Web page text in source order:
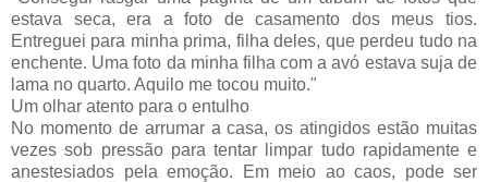
estava seca, era a foto de casamento dos meus tios.
Entreguei para minha prima, filha deles, que perdeu tudo na
enchente. Uma foto da minha filha com a avó estava suja de
lama no quarto. Aquilo me tocou muito."
Um olhar atento para o entulho
No momento de arrumar a casa, os atingidos estão muitas
vezes sob pressão para tentar limpar tudo rapidamente e
anestesiados pela emoção. Em meio ao caos, pode ser